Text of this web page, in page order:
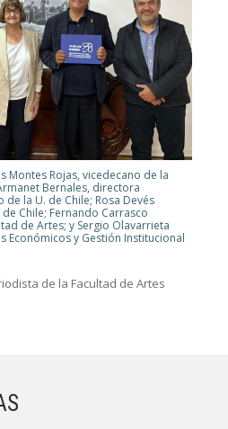
Montes Rojas, vicedecano de la
Bernales, directora
la U. de Chile; Rosa Devés
Chile; Fernando Carrasco
de Artes; y Sergio Olavarrieta
Económicos y Gestión Institucional
de la Facultad de Artes